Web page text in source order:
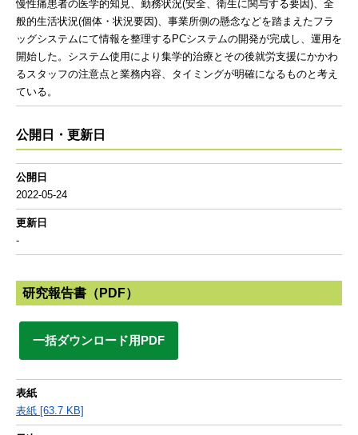
慢性痛患者の医学的知見、勤務状況(安全、衛生に関与する要因)、全
般的生活状況(個体・状況要因)、事業所側の懸念などを踏まえたフラ
ッグシステムにて情報を整理するPCシステムの開発が完成し、運用を
開始した。システム使用により集学的治療とその後就労支援にかかわ
るスタッフの注意点と業務内容、タイミングが明確になるものと考え
ている。
公開日・更新日
公開日
2022-05-24
更新日
-
研究報告書（PDF）
一括ダウンロード用PDF
表紙
表紙 [63.7 KB]